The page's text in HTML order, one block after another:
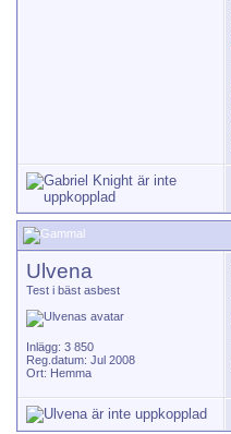
Ulvena
Test i bäst asbest
Inlägg: 3 850
Reg.datum: Jul 2008
Ort: Hemma